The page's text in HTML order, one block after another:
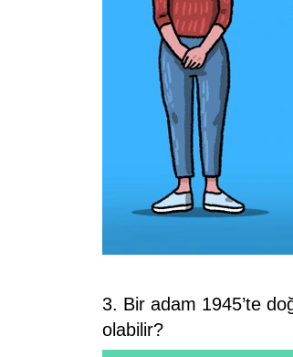
3. Bir adam 1945’te
olabilir?